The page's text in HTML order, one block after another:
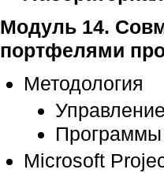
Модуль 14.
портфелями
Методология
Программы
Microsoft